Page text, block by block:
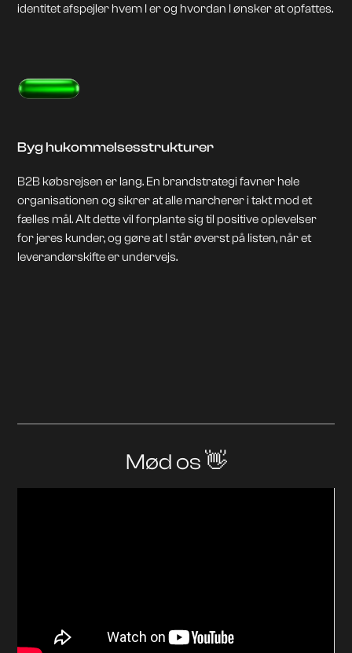
identitet afspejler hvem I er og hvordan I ønsker at opfattes.
Byg hukommelsesstrukturer
B2B købsrejsen er lang. En brandstrategi favner hele
organisationen og sikrer at alle marcherer i takt mod et
fælles mål. Alt dette vil forplante sig til positive oplevelser
for jeres kunder, og gøre at I står øverst på listen, når et
leverandørskifte er undervejs.
Mød os 👋